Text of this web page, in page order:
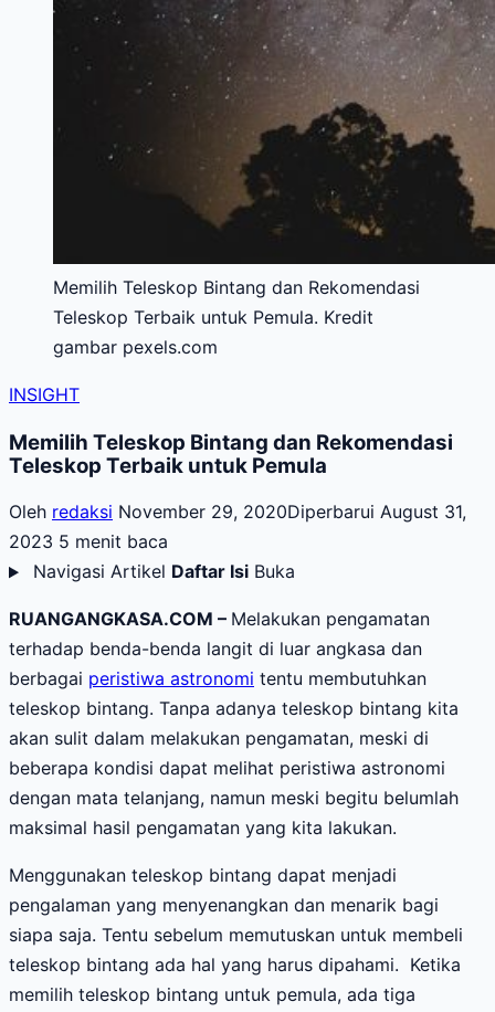
Memilih Teleskop Bintang dan Rekomendasi
Teleskop Terbaik untuk Pemula. Kredit
gambar pexels.com
INSIGHT
Memilih Teleskop Bintang dan Rekomendasi
Teleskop Terbaik untuk Pemula
Oleh redaksi November 29, 2020Diperbarui August 31,
2023 5 menit baca
Navigasi Artikel Daftar Isi Buka
RUANGANGKASA.COM – Melakukan pengamatan
terhadap benda-benda langit di luar angkasa dan
berbagai peristiwa astronomi tentu membutuhkan
teleskop bintang. Tanpa adanya teleskop bintang kita
akan sulit dalam melakukan pengamatan, meski di
beberapa kondisi dapat melihat peristiwa astronomi
dengan mata telanjang, namun meski begitu belumlah
maksimal hasil pengamatan yang kita lakukan.
Menggunakan teleskop bintang dapat menjadi
pengalaman yang menyenangkan dan menarik bagi
siapa saja. Tentu sebelum memutuskan untuk membeli
teleskop bintang ada hal yang harus dipahami. Ketika
memilih teleskop bintang untuk pemula, ada tiga